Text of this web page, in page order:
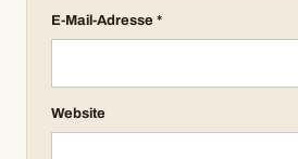
E-Mail-Adresse *
Website